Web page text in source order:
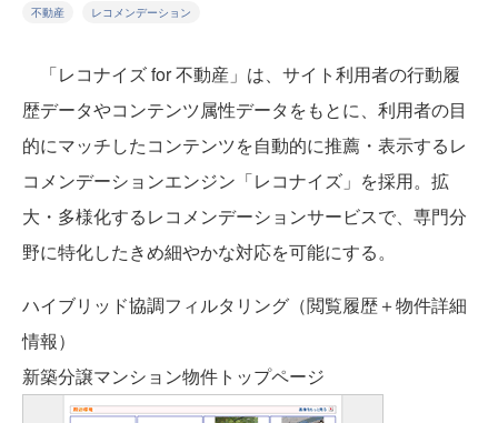
不動産 レコメンデーション
「レコナイズ for 不動産」は、サイト利用者の行動履
歴データやコンテンツ属性データをもとに、利用者の目
的にマッチしたコンテンツを自動的に推薦・表示するレ
コメンデーションエンジン「レコナイズ」を採用。拡
大・多様化するレコメンデーションサービスで、専門分
野に特化したきめ細やかな対応を可能にする。
ハイブリッド協調フィルタリング（閲覧履歴＋物件詳細
情報）
新築分譲マンション物件トップページ